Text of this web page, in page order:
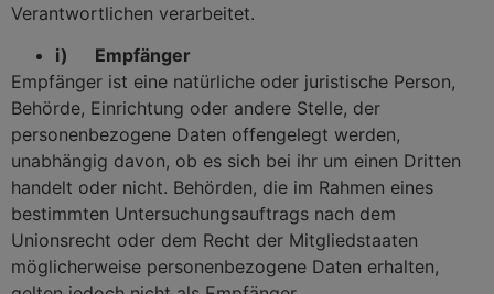
Verantwortlichen verarbeitet.
i) Empfänger
Empfänger ist eine natürliche oder juristische Person,
Behörde, Einrichtung oder andere Stelle, der
personenbezogene Daten offengelegt werden,
unabhängig davon, ob es sich bei ihr um einen Dritten
handelt oder nicht. Behörden, die im Rahmen eines
bestimmten Untersuchungsauftrags nach dem
Unionsrecht oder dem Recht der Mitgliedstaaten
möglicherweise personenbezogene Daten erhalten,